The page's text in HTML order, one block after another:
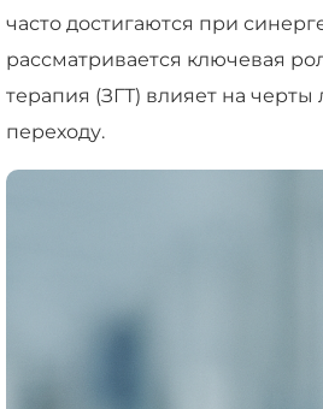
часто достигаются при
рассматривается ключевая
терапия (ЗГТ) влияет на
переходу.